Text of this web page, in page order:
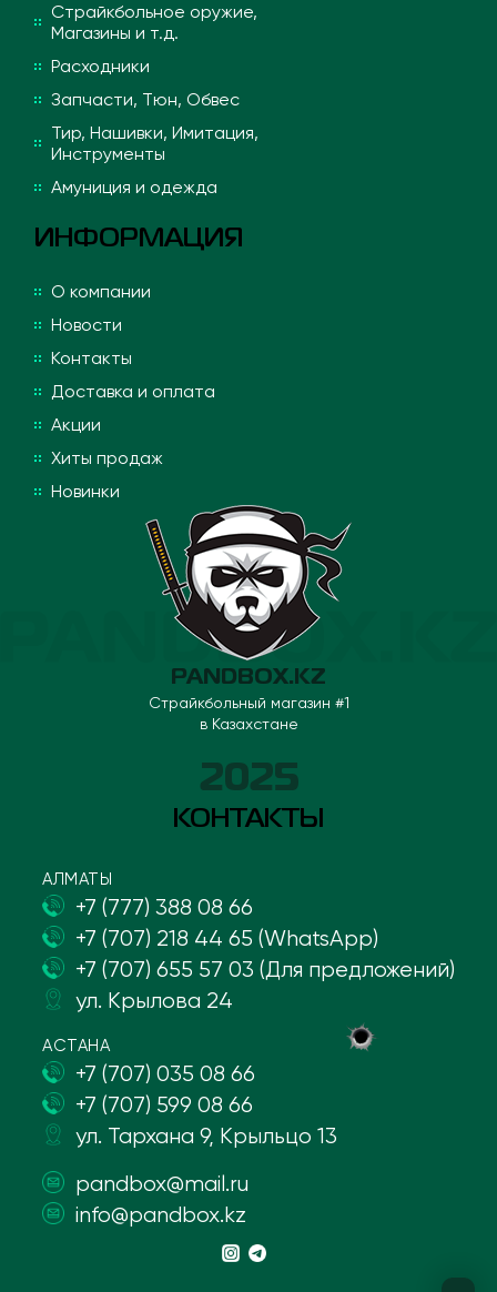
Страйкбольное оружие,
Магазины и т.д.
Расходники
Запчасти, Тюн, Обвес
Тир, Нашивки, Имитация,
Инструменты
Амуниция и одежда
ИНФОРМАЦИЯ
О компании
Новости
Контакты
Доставка и оплата
Акции
Хиты продаж
Новинки
PANDBOX.KZ
Страйкбольный магазин #1
в Казахстане
2025
КОНТАКТЫ
АЛМАТЫ
+7 (777) 388 08 66
+7 (707) 218 44 65 (WhatsApp)
+7 (707) 655 57 03 (Для предложений)
ул. Крылова 24
АСТАНА
+7 (707) 035 08 66
+7 (707) 599 08 66
ул. Тархана 9, Крыльцо 13
pandbox@mail.ru
info@pandbox.kz